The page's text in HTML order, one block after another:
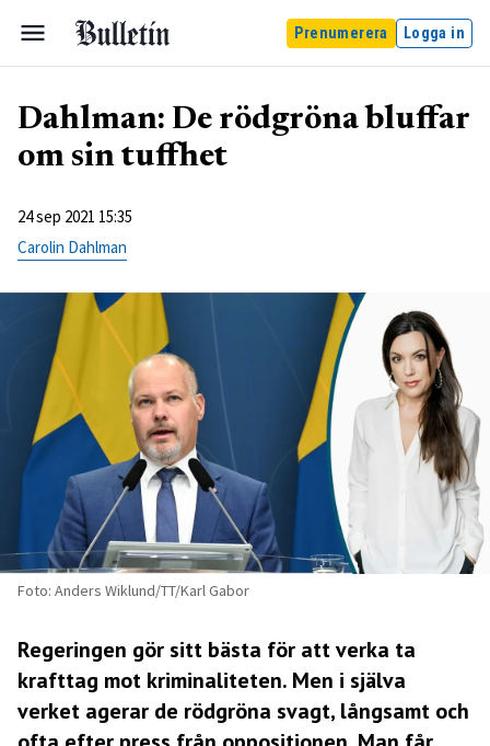
Prenumerera Logga in
Dahlman: De rödgröna bluffar
om sin tuffhet
24 sep 2021 15:35
Carolin Dahlman
Foto: Anders Wiklund/TT/Karl Gabor
Regeringen gör sitt bästa för att verka ta
krafttag mot kriminaliteten. Men i själva
verket agerar de rödgröna svagt, långsamt och